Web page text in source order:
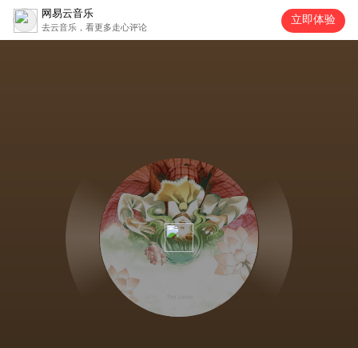
网易云音乐
去云音乐，看更多走心评论
立即体验